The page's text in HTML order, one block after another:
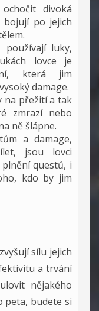
divoká
po jejich
luky,
lovce je
která jim
damage.
na přežití a tak
zmrazí nebo
ně šlápne.
a damage,
jsou lovci
questů, i
kdo by jim
sílu jejich
a trvání
nějakého
peta, budete si